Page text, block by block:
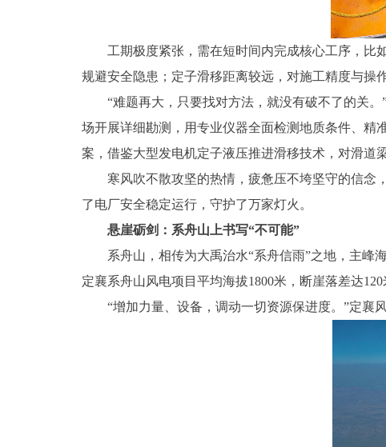
工期极度紧张，需在短时间内完成核心工序，比如
规避安全隐患；定子滑移距离较远，对施工精度与
“难题再大，只要找对方法，就没有破不了的关。”
场开展详细勘测，用专业仪器全面检测地质条件、精
案，借鉴大型发电机定子液压推进滑移技术，对滑道
寒风吹不散攻坚的热情，疲惫压不垮坚守的信念，
了电厂安全稳定运行，守护了万家灯火。
悬崖砺剑：系舟山上书写“不可能”
系舟山，相传为大禹治水“系舟信雨”之地，主峰海
定襄系舟山风电项目平均海拔1800米，断崖落差达
“增加力量、设备，调动一切资源保进度。”定襄风